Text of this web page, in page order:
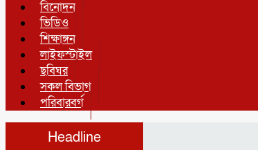
বিনোদন
ভিডিও
শিক্ষাঙ্গন
লাইফস্টাইল
ছবিঘর
সকল বিভাগ
পরিবারবর্গ
Headline